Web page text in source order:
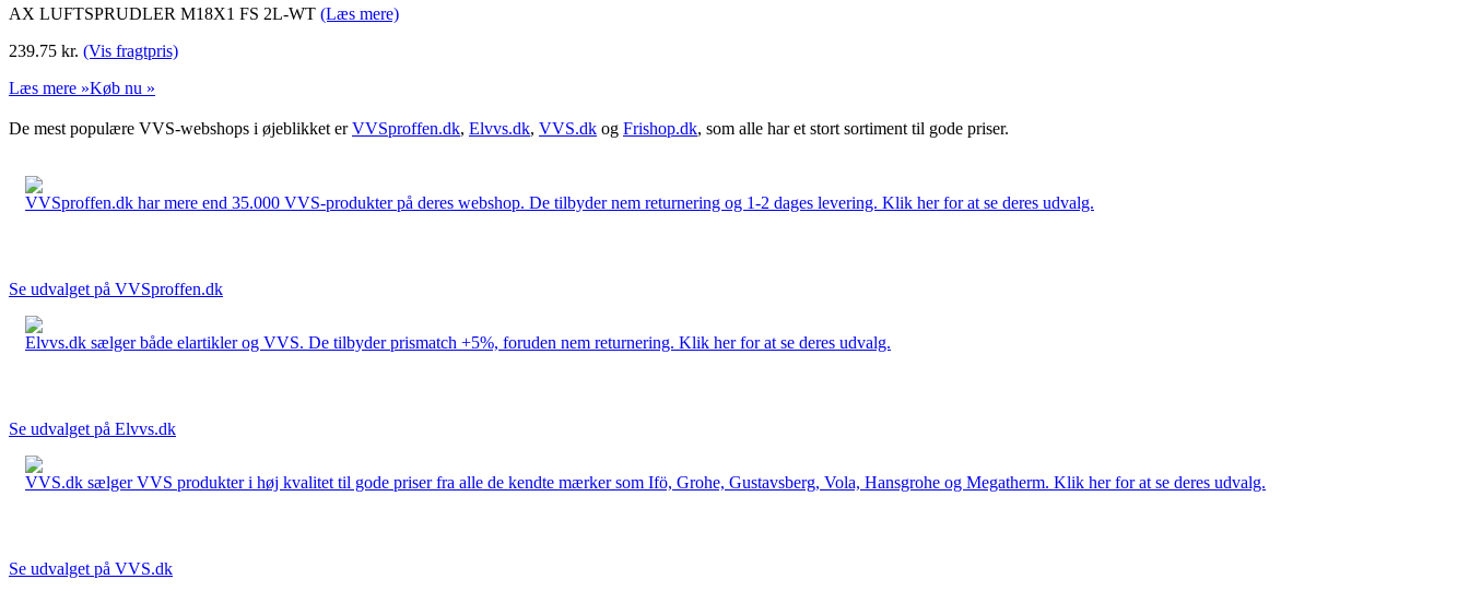
AX LUFTSPRUDLER M18X1 FS 2L-WT (Læs mere)
239.75 kr. (Vis fragtpris)
Læs mere »Køb nu »
De mest populære VVS-webshops i øjeblikket erVVSproffen.dk, Elvvs.dk, VVS.dk og Frishop.dk, som alle har et stort sortiment til gode priser.
VVSproffen.dk har mere end 35.000 VVS-produkter på deres webshop. De tilbyder nem returnering og 1-2 dages levering. Klik her for at se deres udvalg.
Se udvalget på VVSproffen.dk
Elvvs.dk sælger både elartikler og VVS. De tilbyder prismatch +5%, foruden nem returnering. Klik her for at se deres udvalg.
Se udvalget på Elvvs.dk
VVS.dk sælger VVS produkter i høj kvalitet til gode priser fra alle de kendte mærker som Ifö, Grohe, Gustavsberg, Vola, Hansgrohe og Megatherm. Klik her for at se deres udvalg.
Se udvalget på VVS.dk